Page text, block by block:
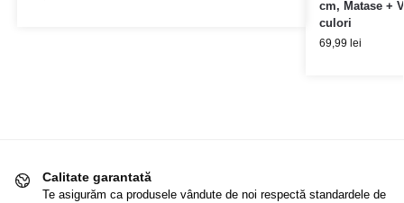
cm, Matase +
culori
69,99 lei
Calitate garantată
Te asigurăm ca produsele vândute de noi respectă standardele de